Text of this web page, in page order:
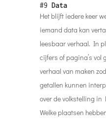
#9 Data
Het blijft iedere keer
iemand data kan
leesbaar verhaal. In
cijfers of pagina’s vol
verhaal van maken
getallen kunnen
over de volkstelling in
Welke plaatsen